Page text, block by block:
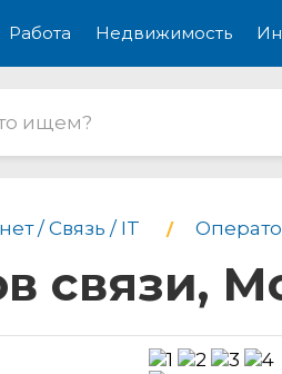
Работа Недвижимость
/ Связь / IT
связи,